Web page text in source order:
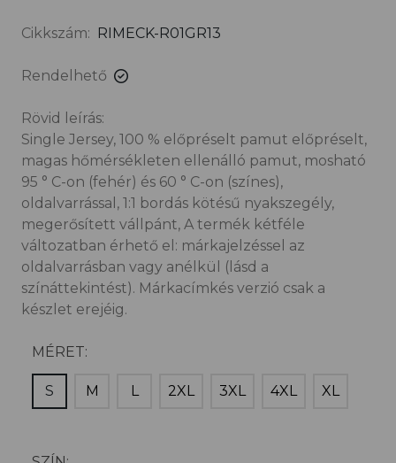
Cikkszám: RIMECK-R01GR13
Rendelhető
Rövid leírás:
Single Jersey, 100 % előpréselt pamut előpréselt,
magas hőmérsékleten ellenálló pamut, mosható
95 ° C-on (fehér) és 60 ° C-on (színes),
oldalvarrással, 1:1 bordás kötésű nyakszegély,
megerősített vállpánt, A termék kétféle
változatban érhető el: márkajelzéssel az
oldalvarrásban vagy anélkül (lásd a
színáttekintést). Márkacímkés verzió csak a
készlet erejéig.
MÉRET:
S M L 2XL 3XL 4XL XL